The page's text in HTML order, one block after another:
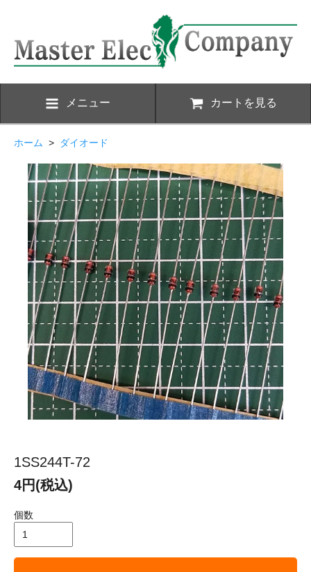
メニュー カートを見る
ホーム > ダイオード
1SS244T-72
4円(税込)
個数